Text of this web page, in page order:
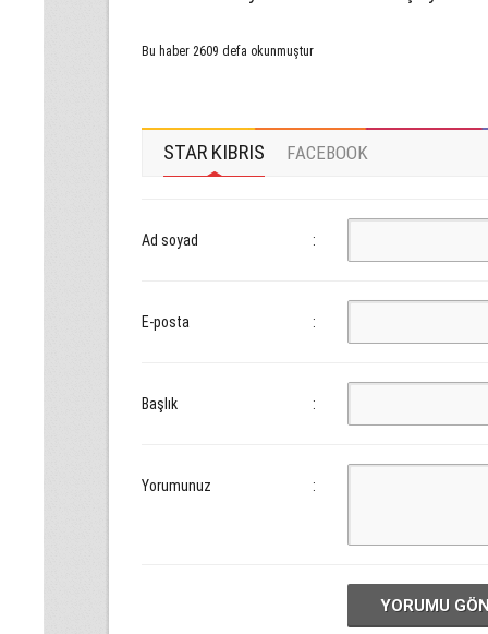
Bu haber 2609 defa okunmuştur
STAR KIBRIS FACEBOOK
Ad soyad :
E-posta :
Başlık :
Yorumunuz :
YORUMU